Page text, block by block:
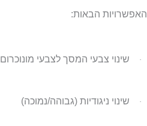
האפשרויות הבאות:
· שינוי צבעי המסך לצבעי מונוכרום
· שינוי ניגודיות (גבוהה/נמוכה)